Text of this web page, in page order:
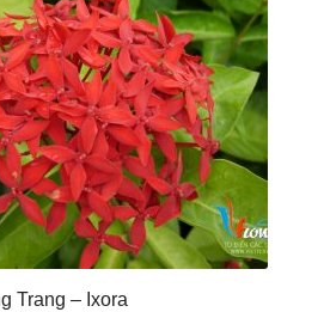
Trang – Ixora